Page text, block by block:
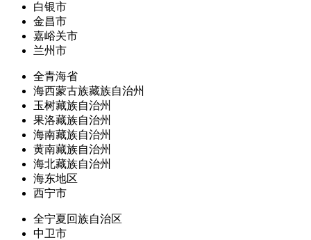
白银市
金昌市
嘉峪关市
兰州市
全青海省
海西蒙古族藏族自治州
玉树藏族自治州
果洛藏族自治州
海南藏族自治州
黄南藏族自治州
海北藏族自治州
海东地区
西宁市
全宁夏回族自治区
中卫市